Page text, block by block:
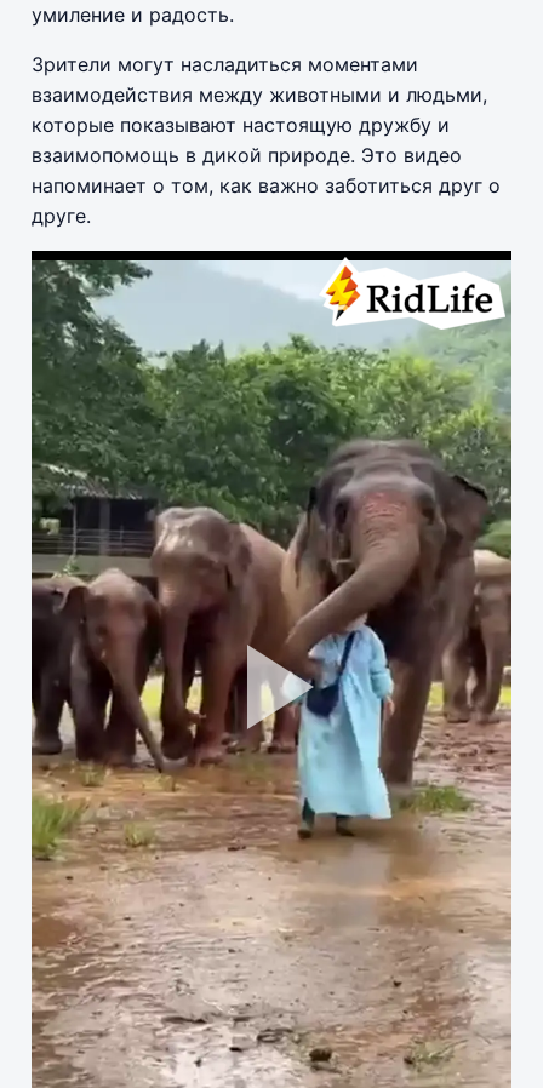
умиление и радость.
Зрители могут насладиться моментами
взаимодействия между животными и людьми,
которые показывают настоящую дружбу и
взаимопомощь в дикой природе. Это видео
напоминает о том, как важно заботиться друг о
друге.